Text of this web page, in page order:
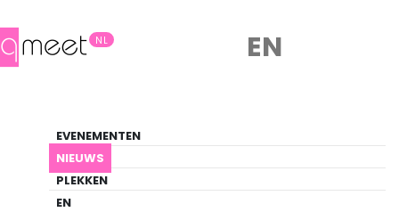
NL
EVENEMENTEN
NIEUWS
PLEKKEN
EN
EN
Nieuws
LHBTIQ+ Update
NIEUWS